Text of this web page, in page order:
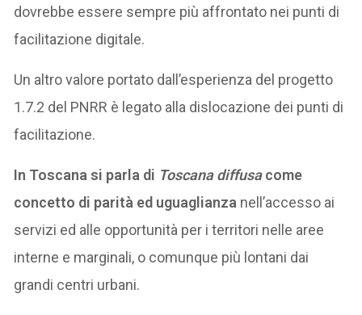
dovrebbe essere sempre più affrontato nei punti di
facilitazione digitale.
Un altro valore portato dall’esperienza del progetto
1.7.2 del PNRR è legato alla dislocazione dei punti di
facilitazione.
In Toscana si parla di Toscana diffusacome
concetto di parità ed uguaglianza nell’accesso ai
servizi ed alle opportunità per i territori nelle aree
interne e marginali, o comunque più lontani dai
grandi centri urbani.